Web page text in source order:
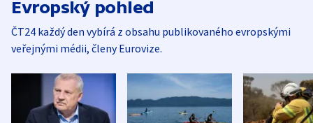
Evropský pohled
ČT24 každý den vybírá z obsahu publikovaného evropskými
veřejnými médii, členy Eurovize.